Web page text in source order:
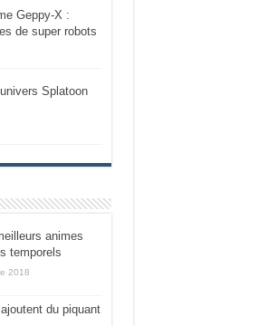
Geppy-X :
de super robots
Splatoon
animes
temporels
2018
du piquant